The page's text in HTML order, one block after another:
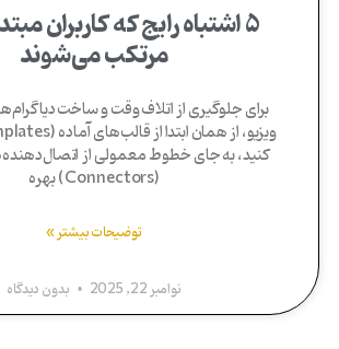
۵ اشتباه رایج که کاربران
مرتکب می‌شوند
برای جلوگیری از اتلاف وقت و ساخت
کنید، به جای خطوط معمولی از
(Connectors) بهره
توضیحات بیشتر »
نوامبر 22, 2025 بدون دیدگاه